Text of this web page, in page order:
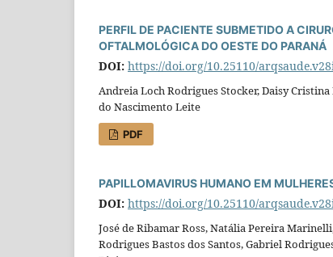
PERFIL DE PACIENTE SUBMETIDO A
OFTALMOLÓGICA DO OESTE DO PARANÁ
DOI: https://doi.org/10.25110/
Andreia Loch Rodrigues Stocker, Daisy
do Nascimento Leite
PDF
PAPILLOMAVIRUS HUMANO EM
DOI: https://doi.org/10.25110/
José de Ribamar Ross, Natália Pereira
Rodrigues Bastos dos Santos, Gabriel